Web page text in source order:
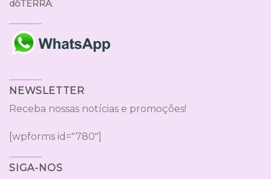
dōTERRA:
NEWSLETTER
Receba nossas notícias e promoções!
[wpforms id="780"]
SIGA-NOS